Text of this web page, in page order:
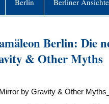
Berlin: Die
& Other Myths
by Gravity & Other